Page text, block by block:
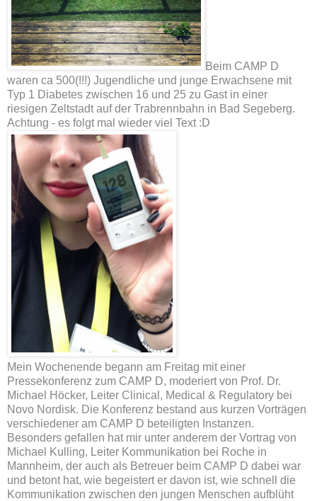
Beim CAMP D
waren ca 500(!!!) Jugendliche und junge Erwachsene mit
Typ 1 Diabetes zwischen 16 und 25 zu Gast in einer
riesigen Zeltstadt auf der Trabrennbahn in Bad Segeberg.
Achtung - es folgt mal wieder viel Text :D
Mein Wochenende begann am Freitag mit einer
Pressekonferenz zum CAMP D, moderiert von Prof. Dr.
Michael Höcker, Leiter Clinical, Medical & Regulatory bei
Novo Nordisk. Die Konferenz bestand aus kurzen Vorträgen
verschiedener am CAMP D beteiligten Instanzen.
Besonders gefallen hat mir unter anderem der Vortrag von
Michael Kulling, Leiter Kommunikation bei Roche in
Mannheim, der auch als Betreuer beim CAMP D dabei war
und betont hat, wie begeistert er davon ist, wie schnell die
Kommunikation zwischen den jungen Menschen aufblüht